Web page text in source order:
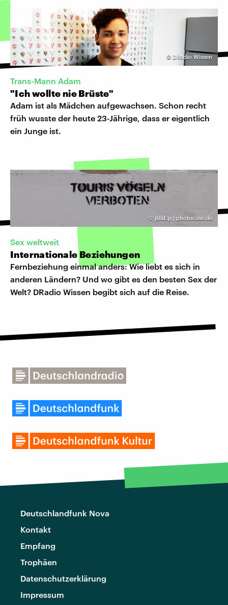
© DRadio Wissen
Trans-Mann Adam
"Ich wollte nie Brüste"
Adam ist als Mädchen aufgewachsen. Schon recht
früh wusste der heute 23-Jährige, dass er eigentlich
ein Junge ist.
© jUliE:p | photocase.de
Sex weltweit
Internationale Beziehungen
Fernbeziehung einmal anders: Wie liebt es sich in
anderen Ländern? Und wo gibt es den besten Sex der
Welt? DRadio Wissen begibt sich auf die Reise.
Deutschlandfunk Nova
Kontakt
Empfang
Trophäen
Datenschutzerklärung
Impressum